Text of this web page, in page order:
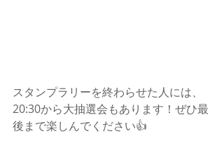
スタンプラリーを終わらせた人には、
20:30から大抽選会もあります！ぜひ最
後まで楽しんでください👍